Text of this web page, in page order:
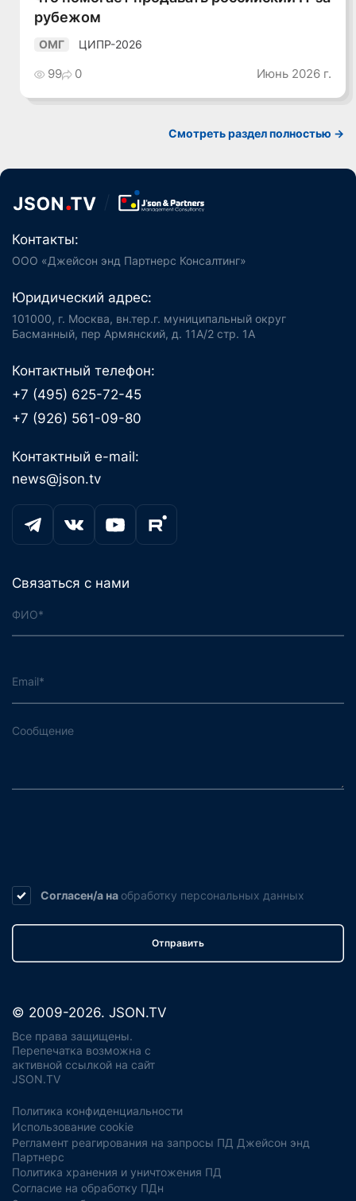
рубежом
ОМГ ЦИПР-2026
99 0 Июнь 2026 г.
Смотреть раздел полностью ->
Контакты:
ООО «Джейсон энд Партнерс Консалтинг»
Юридический адрес:
101000, г. Москва, вн.тер.г. муниципальный округ
Басманный, пер Армянский, д. 11А/2 стр. 1А
Контактный телефон:
+7 (495) 625-72-45
+7 (926) 561-09-80
Контактный e-mail:
news@json.tv
Связаться с нами
Согласен/а на обработку персональных данных
Отправить
© 2009-2026. JSON.TV
Все права защищены.
Перепечатка возможна с
активной ссылкой на сайт
JSON.TV
Политика конфиденциальности
Использование cookie
Регламент реагирования на запросы ПД Джейсон энд
Партнерс
Политика хранения и уничтожения ПД
Согласие на обработку ПДн